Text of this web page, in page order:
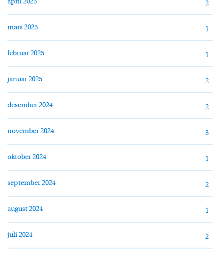
april 2025 2
mars 2025 1
februar 2025 1
januar 2025 2
desember 2024 2
november 2024 3
oktober 2024 1
september 2024 2
august 2024 1
juli 2024 2